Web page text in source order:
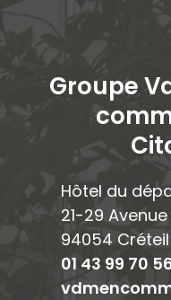
Groupe
Hôtel du
21-29
94054
01 43 99 70